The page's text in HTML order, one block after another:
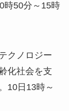
時50分～15時
クノロジー
化社会を支
10日13時～